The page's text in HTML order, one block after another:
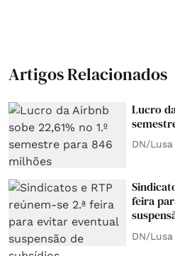
Artigos Relacionados
Lucro
DN/Lusa
feira
DN/Lusa